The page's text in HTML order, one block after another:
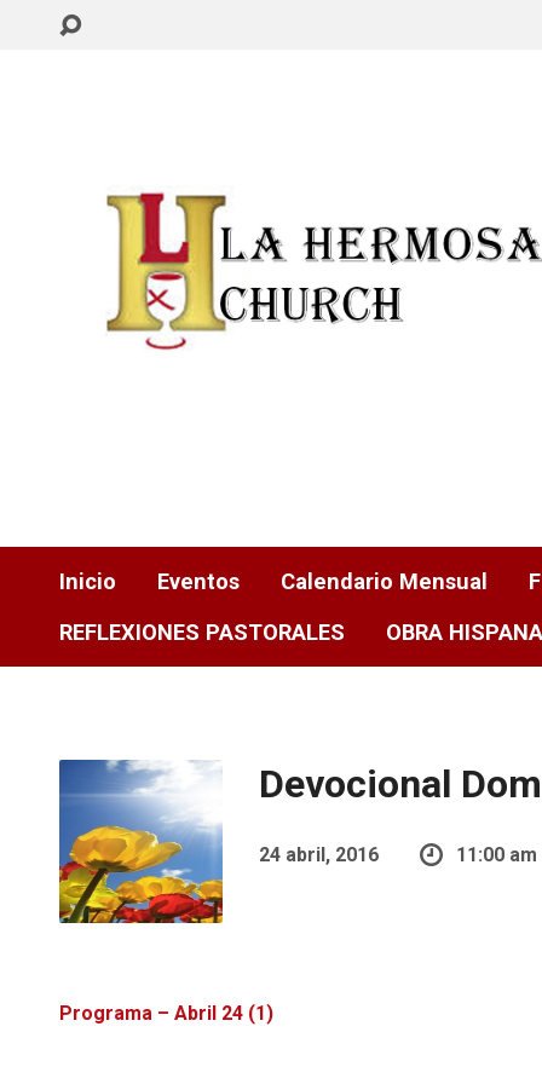
Inicio Eventos Calendario Mensual
REFLEXIONES PASTORALES
OBRA HISPANA
Devocional
24 abril, 2016 11:00 am
Programa – Abril 24 (1)